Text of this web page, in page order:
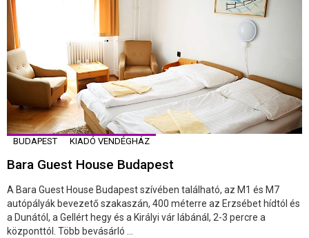
BUDAPEST KIADÓ VENDÉGHÁZ
Bara Guest House Budapest
A Bara Guest House Budapest szívében található, az M1 és M7
autópályák bevezető szakaszán, 400 méterre az Erzsébet hídtól és
a Dunától, a Gellért hegy és a Királyi vár lábánál, 2-3 percre a
központtól. Több bevásárló ...